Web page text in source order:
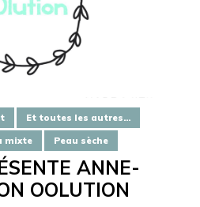
Et toutes les autres...
mixte Peau sèche
ANNE-
OOLUTION